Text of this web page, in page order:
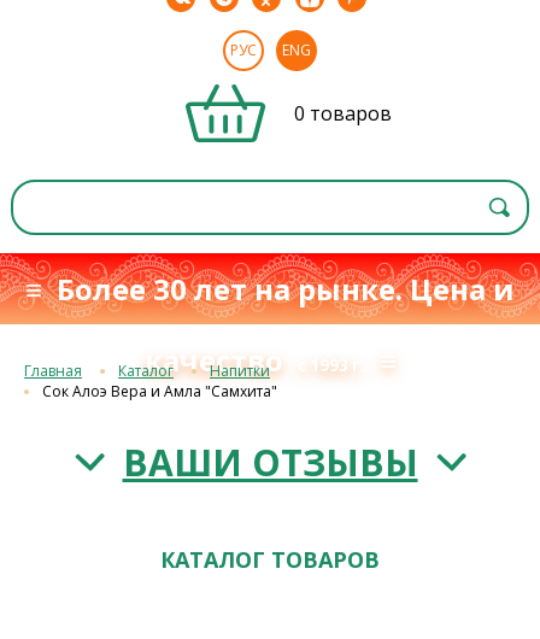
РУС ENG
0 товаров
≡ Более 30 лет на рынке. Цена и
качество
с 1993 г. ≡
Главная Каталог
Напитки
Сок Алоэ Вера и Амла "Самхита"
ВАШИ ОТЗЫВЫ
КАТАЛОГ ТОВАРОВ